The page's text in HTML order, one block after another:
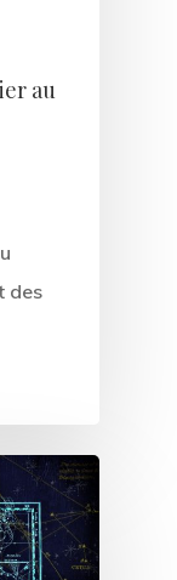
au
des